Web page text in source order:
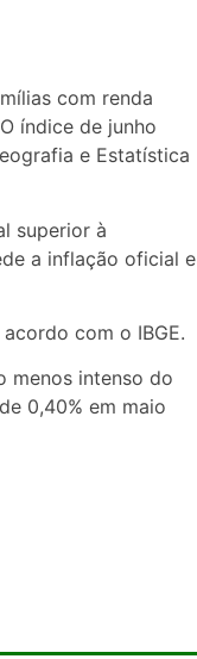
com renda
índice de junho
e Estatística
superior à
a inflação oficial e
com o IBGE.
menos intenso do
0,40% em maio